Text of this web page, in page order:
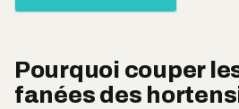
Pourquoi couper
fanées des